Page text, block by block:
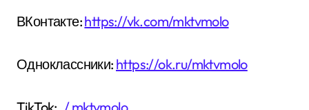
ВКонтакте:https://vk.com/mktvmolo
Одноклассники: https://ok.ru/mktvmolo